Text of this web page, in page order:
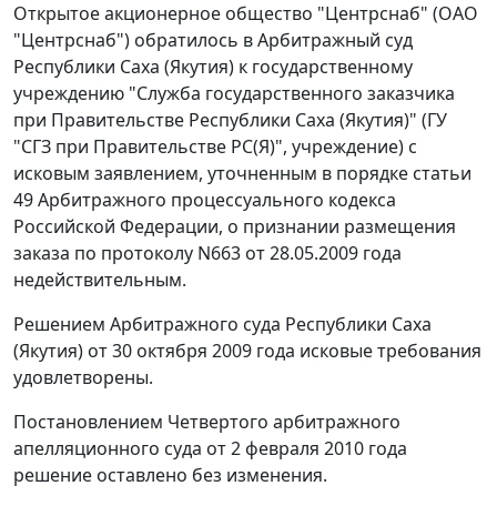
Открытое акционерное общество "Центрснаб" (ОАО
"Центрснаб") обратилось в Арбитражный суд
Республики Саха (Якутия) к государственному
учреждению "Служба государственного заказчика
при Правительстве Республики Саха (Якутия)" (ГУ
"СГЗ при Правительстве РС(Я)", учреждение) с
исковым заявлением, уточненным в порядке статьи
49 Арбитражного процессуального кодекса
Российской Федерации, о признании размещения
заказа по протоколу N663 от 28.05.2009 года
недействительным.
Решением Арбитражного суда Республики Саха
(Якутия) от 30 октября 2009 года исковые требования
удовлетворены.
Постановлением Четвертого арбитражного
апелляционного суда от 2 февраля 2010 года
решение оставлено без изменения.